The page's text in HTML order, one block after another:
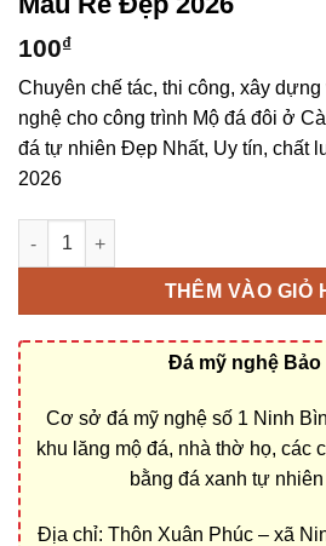
100₫
Chuyên chế tác, thi công, xây
nghệ cho công trình Mộ đá đôi ở
đá tự nhiên Đẹp Nhất, Uy tín, chất
2026
Bán và xây dựng, làm Mộ đá đôi ở
THÊM VÀO GIỎ
Đá mỹ nghệ Bảo
Cơ sở đá mỹ nghệ số 1 Ninh
khu lăng mộ đá, nhà thờ họ, các
bằng đá xanh tự
Địa chỉ: Thôn Xuân Phúc – xã